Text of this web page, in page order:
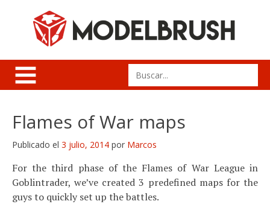
Search
for:
Flames of War maps
Publicado el 3 julio, 2014 por Marcos
For the third phase of the Flames of War League in
Goblintrader, we’ve created 3 predefined maps for the
guys to quickly set up the battles.